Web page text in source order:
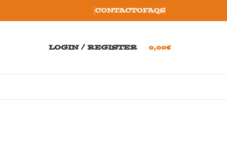
CONTACTOFAQS
LOGIN / REGISTER 0,00€